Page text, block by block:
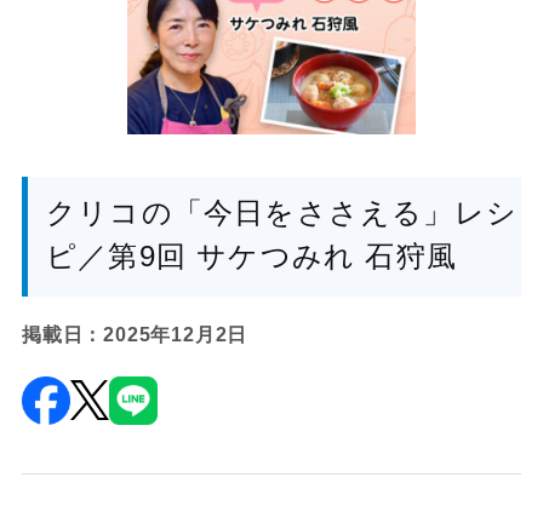
クリコの「今日をささえる」レシ
ピ／第9回 サケつみれ 石狩風
掲載日：2025年12月2日